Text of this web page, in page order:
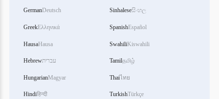
GermanDeutsch
GreekΕλληνικά
HausaHausa
Hebrewעברית
HungarianMagyar
Hindiहिन्दी
Sinhaleseසිංහල
SpanishEspañol
SwahiliKiswahili
Tamilதமிழ்
Thaiไทย
TurkishTürkçe